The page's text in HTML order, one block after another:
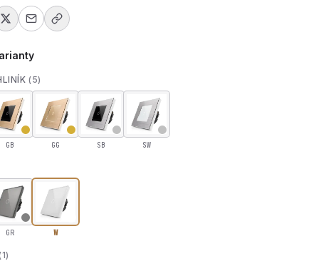
W
(5)
GB GG SB SW
GR W